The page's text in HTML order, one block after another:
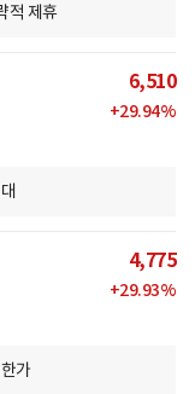
적 제휴
6,510
+29.94%
4,775
+29.93%
가